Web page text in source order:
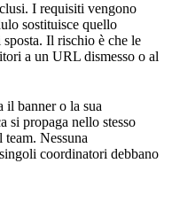
I requisiti vengono
sostituisce quello
Il rischio è che le
a un URL dismesso o al
il banner o la sua
si propaga nello stesso
Nessuna
coordinatori debbano